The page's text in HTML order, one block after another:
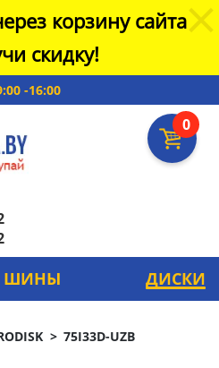
корзину сайта
скидку!
-16:00
0
ШИНЫ ДИСКИ
75I33D-UZB